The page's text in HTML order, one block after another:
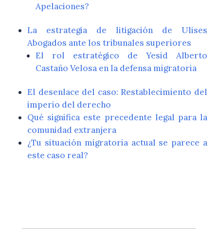
Apelaciones?
La estrategia de litigación de Ulises
Abogados ante los tribunales superiores
El rol estratégico de Yesid Alberto
Castaño Velosa en la defensa migratoria
El desenlace del caso: Restablecimiento del
imperio del derecho
Qué significa este precedente legal para la
comunidad extranjera
¿Tu situación migratoria actual se parece a
este caso real?